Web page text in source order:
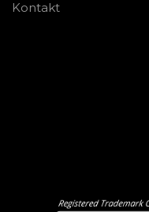
Kontakt